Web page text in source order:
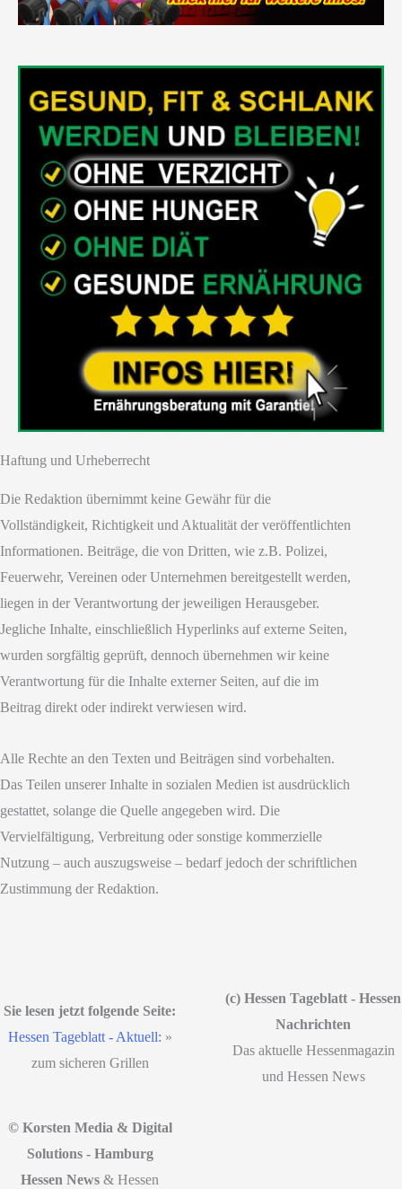
Haftung und Urheberrecht
Die Redaktion übernimmt keine Gewähr für die
Vollständigkeit, Richtigkeit und Aktualität der veröffentlichten
Informationen. Beiträge, die von Dritten, wie z.B. Polizei,
Feuerwehr, Vereinen oder Unternehmen bereitgestellt werden,
liegen in der Verantwortung der jeweiligen Herausgeber.
Jegliche Inhalte, einschließlich Hyperlinks auf externe Seiten,
wurden sorgfältig geprüft, dennoch übernehmen wir keine
Verantwortung für die Inhalte externer Seiten, auf die im
Beitrag direkt oder indirekt verwiesen wird.
Alle Rechte an den Texten und Beiträgen sind vorbehalten.
Das Teilen unserer Inhalte in sozialen Medien ist ausdrücklich
gestattet, solange die Quelle angegeben wird. Die
Vervielfältigung, Verbreitung oder sonstige kommerzielle
Nutzung – auch auszugsweise – bedarf jedoch der schriftlichen
Zustimmung der Redaktion.
Sie lesen jetzt folgende Seite:
Hessen Tageblatt - Aktuell: »
zum sicheren Grillen
(c) Hessen Tageblatt - Hessen
Nachrichten
Das aktuelle Hessenmagazin
und Hessen News
© Korsten Media & Digital
Solutions - Hamburg
Hessen News & Hessen